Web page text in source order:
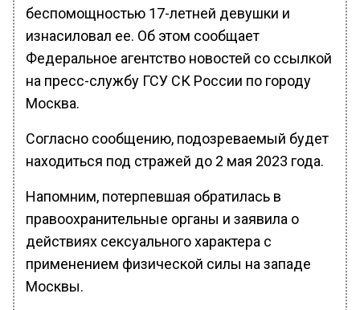
беспомощностью 17-летней девушки и
изнасиловал ее. Об этом сообщает
Федеральное агентство новостей со ссылкой
на пресс-службу ГСУ СК России по городу
Москва.
Согласно сообщению, подозреваемый будет
находиться под стражей до 2 мая 2023 года.
Напомним, потерпевшая обратилась в
правоохранительные органы и заявила о
действиях сексуального характера с
применением физической силы на западе
Москвы.